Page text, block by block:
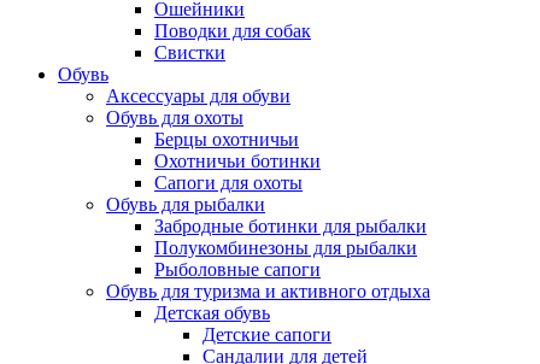
Ошейники
Поводки для собак
Свистки
Обувь
Аксессуары для обуви
Обувь для охоты
Берцы охотничьи
Охотничьи ботинки
Сапоги для охоты
Обувь для рыбалки
Забродные ботинки для рыбалки
Полукомбинезоны для рыбалки
Рыболовные сапоги
Обувь для туризма и активного отдыха
Детская обувь
Детские сапоги
Сандалии для детей